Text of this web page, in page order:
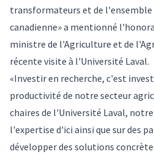
transformateurs et de
canadienne» a mentionné
ministre de l'Agriculture et de
récente visite à l'Université Laval.
«Investir en recherche, c'est
productivité de notre secteur
chaires de l'Université Laval,
l'expertise d'ici ainsi que sur des
développer des solutions